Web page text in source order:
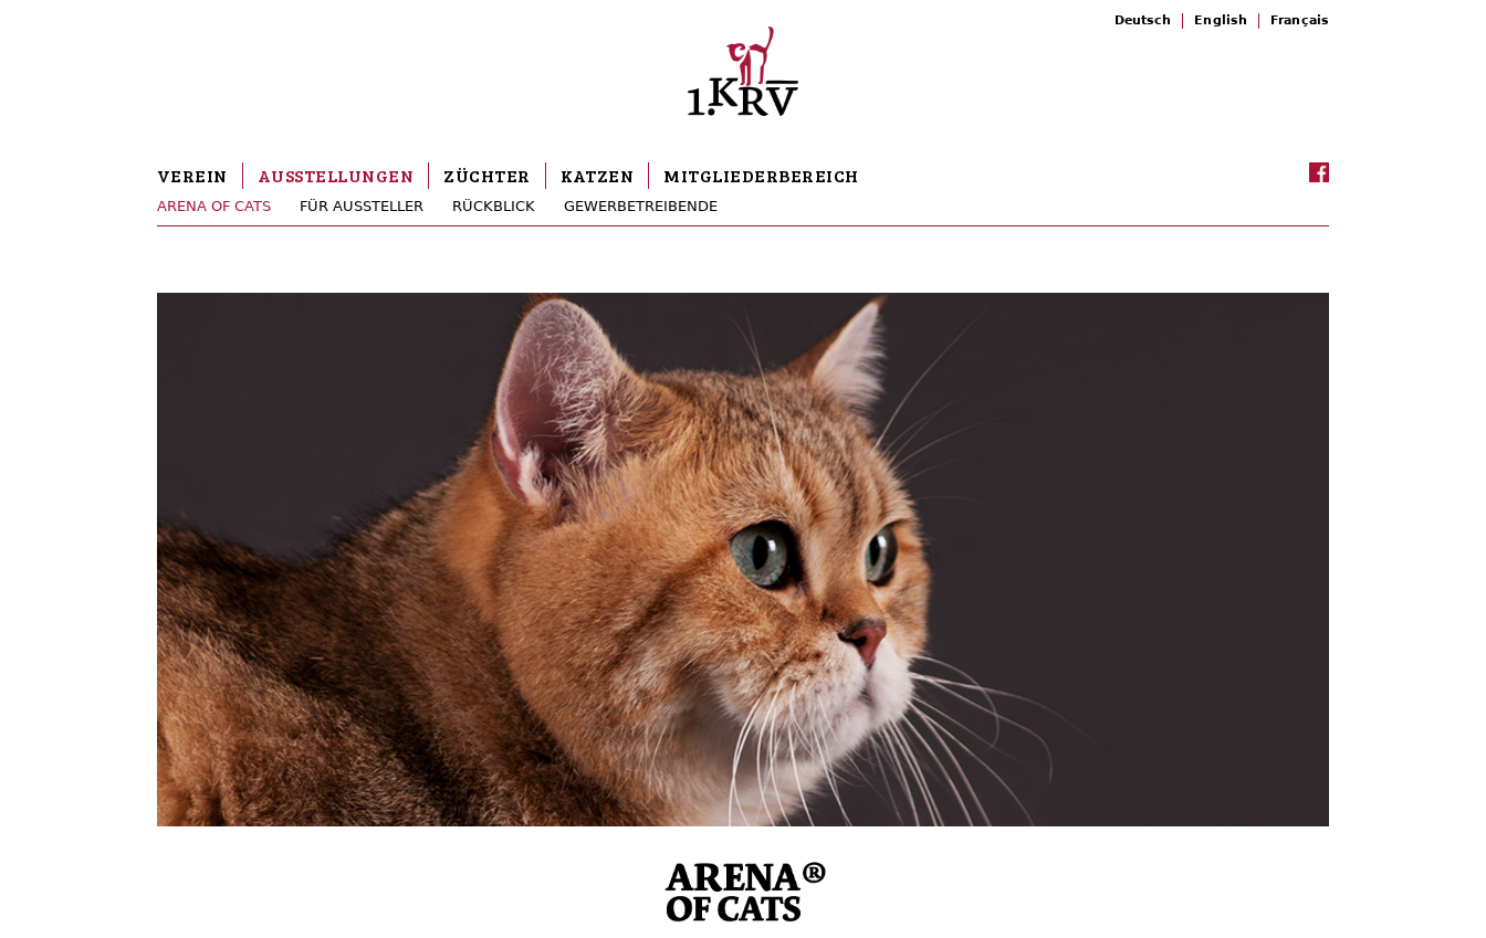
VEREIN AUSSTELLUNGEN ZÜCHTER KATZEN MITGLIEDERBEREICH
ARENA OF CATS FÜR AUSSTELLER RÜCKBLICK GEWERBETREIBENDE
Deutsch English Français